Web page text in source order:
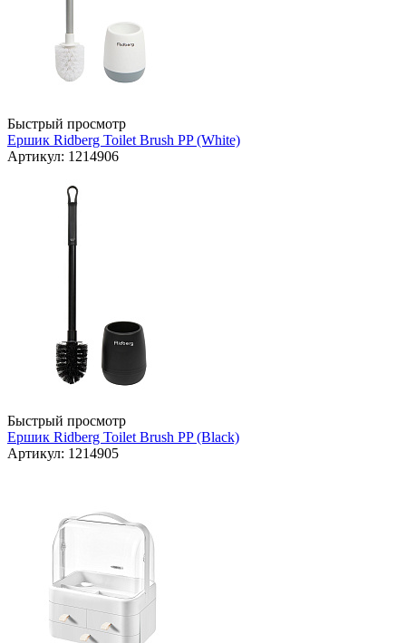
Быстрый просмотр
Ершик Ridberg Toilet Brush PP (White)
Артикул: 1214906
Быстрый просмотр
Ершик Ridberg Toilet Brush PP (Black)
Артикул: 1214905